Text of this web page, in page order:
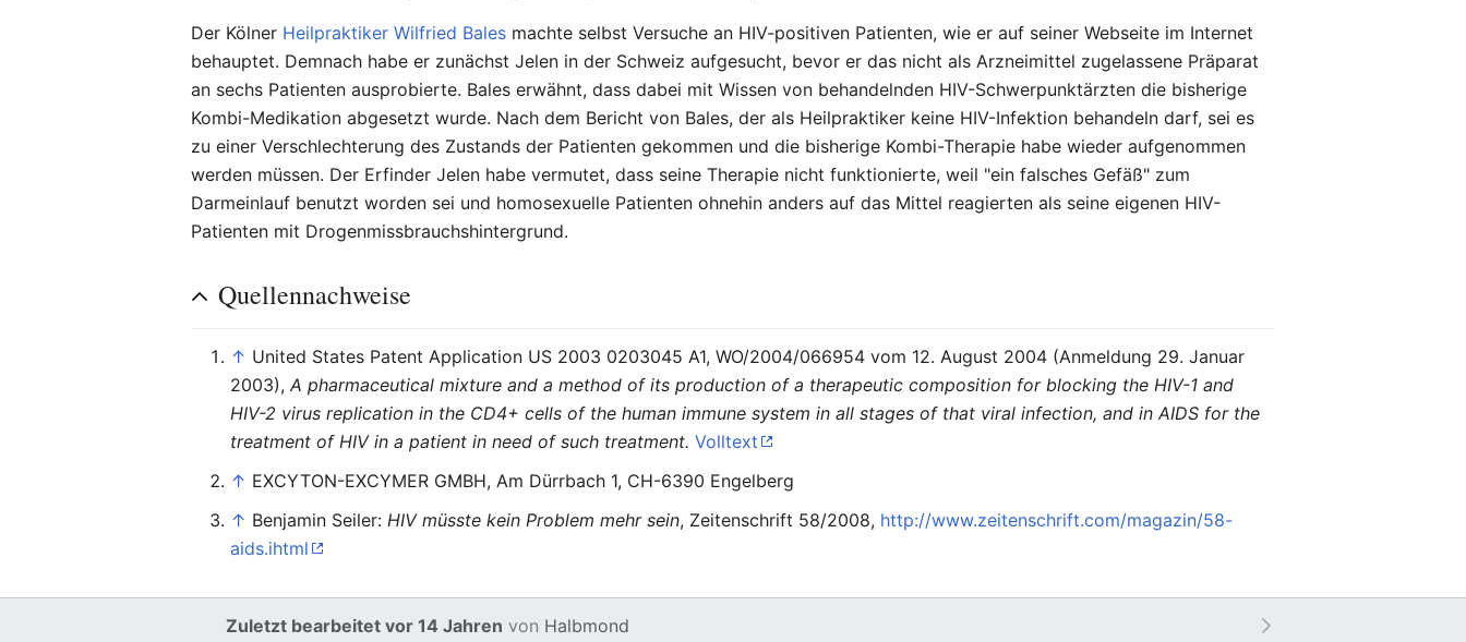
Der Kölner Heilpraktiker Wilfried Bales machte selbst Versuche an HIV-positiven Patienten, wie er auf seiner Webseite im Internet
behauptet. Demnach habe er zunächst Jelen in der Schweiz aufgesucht, bevor er das nicht als Arzneimittel zugelassene Präparat
an sechs Patienten ausprobierte. Bales erwähnt, dass dabei mit Wissen von behandelnden HIV-Schwerpunktärzten die bisherige
Kombi-Medikation abgesetzt wurde. Nach dem Bericht von Bales, der als Heilpraktiker keine HIV-Infektion behandeln darf, sei es
zu einer Verschlechterung des Zustands der Patienten gekommen und die bisherige Kombi-Therapie habe wieder aufgenommen
werden müssen. Der Erfinder Jelen habe vermutet, dass seine Therapie nicht funktionierte, weil "ein falsches Gefäß" zum
Darmeinlauf benutzt worden sei und homosexuelle Patienten ohnehin anders auf das Mittel reagierten als seine eigenen HIV-
Patienten mit Drogenmissbrauchshintergrund.
Quellennachweise
↑ United States Patent Application US 2003 0203045 A1, WO/2004/066954 vom 12. August 2004 (Anmeldung 29. Januar
2003),A pharmaceutical mixture and a method of its production of a therapeutic composition for blocking the HIV-1 and
HIV-2 virus replication in the CD4+ cells of the human immune system in all stages of that viral infection, and in AIDS for the
treatment of HIV in a patient in need of such treatment. Volltext
↑ EXCYTON-EXCYMER GMBH, Am Dürrbach 1, CH-6390 Engelberg
↑ Benjamin Seiler:HIV müsste kein Problem mehr sein, Zeitenschrift 58/2008, http://www.zeitenschrift.com/magazin/58-
aids.ihtml
Zuletzt bearbeitet vor 14 Jahren von Halbmond